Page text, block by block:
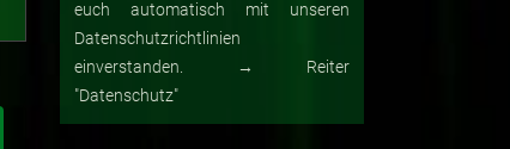
euch automatisch mit unseren
Datenschutzrichtlinien
einverstanden. → Reiter
"Datenschutz"